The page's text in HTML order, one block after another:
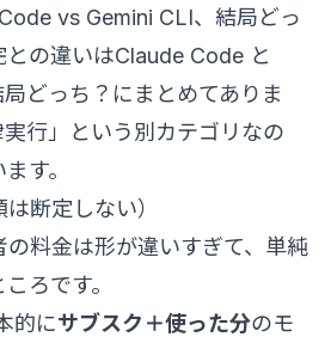
vs Gemini CLI、結局どっ
との違いはClaude Code と
どっち？ にまとめてありま
行」という別カテゴリなの
す。
断定しない）
の料金は形が違いすぎて、単純
ろです。
的にサブスク＋使った分のモ